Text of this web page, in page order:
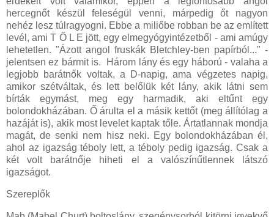
hercegnőt készül feleségül venni, márpedig őt nagyon
nehéz lesz túlragyogni. Ebbe a miliőbe robban be az említett
levél, ami T Ő L E jött, egy elmegyógyintézetből - ami amúgy
lehetetlen. "Ázott angol fruskák Bletchley-ben papírból..." -
jelentsen ez bármit is. Három lány és egy háború - valaha a
legjobb barátnők voltak, a D-napig, ama végzetes napig,
amikor szétváltak, és lett belőlük két lány, akik látni sem
bírták egymást, meg egy harmadik, aki eltűnt egy
bolondokházában. Ő árulta el a másik kettőt (meg állítólag a
hazáját is), akik most levelet kaptak tőle. Ártatlannak mondja
magát, de senki nem hisz neki. Egy bolondokházában él,
ahol az igazság téboly lett, a téboly pedig igazság. Csak a
két volt barátnője hiheti el a valószínűtlennek látszó
igazságot.
Szereplők